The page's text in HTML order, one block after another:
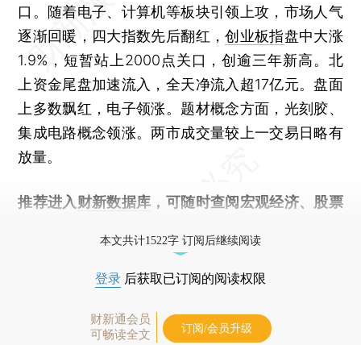
口。随着电子、计算机等板块引领上攻，市场人气
逐渐回暖，四大指数先后翻红，创业板指盘中大涨
1.9%，短暂站上2000点关口，创逾三年新高。北
上资金尾盘加速流入，全天净流入超17亿元。盘面
上多数飘红，电子领涨。题材概念方面，光刻胶、
集成电路概念领涨。两市成交量较上一交易日略有
放量。
推荐进入 财新数据库 ，可随时查阅宏观经济、股票
本文共计1522字 订阅后继续阅读
登录 后获取已订阅的阅读权限
财新通会员
可畅读全文
订阅/会员升级